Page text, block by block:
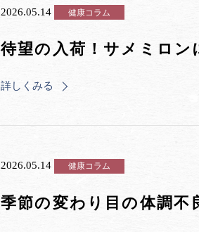
2026.05.14 健康コラム
待望の入荷！サメミロ
詳しくみる
2026.05.14 健康コラム
季節の変わり目の体調不